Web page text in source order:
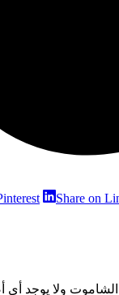
Share on
ولا يوجد أي